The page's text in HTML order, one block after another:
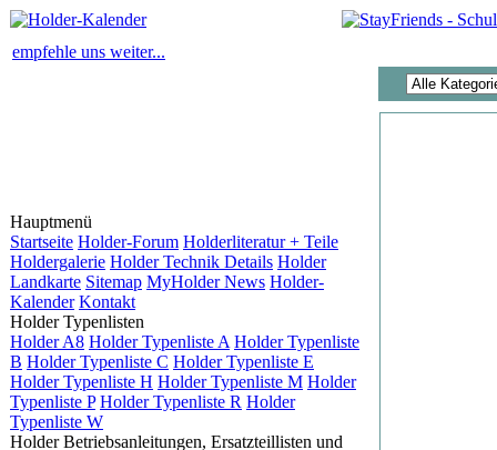
empfehle uns weiter...
Hauptmenü
Startseite Holder-Forum Holderliteratur + Teile
Holdergalerie Holder Technik Details Holder
Landkarte Sitemap MyHolder News Holder-
Kalender Kontakt
Holder Typenlisten
Holder A8 Holder Typenliste A Holder Typenliste
B Holder Typenliste C Holder Typenliste E
Holder Typenliste H Holder Typenliste M Holder
Typenliste P Holder Typenliste R Holder
Typenliste W
Holder Betriebsanleitungen, Ersatzteillisten und